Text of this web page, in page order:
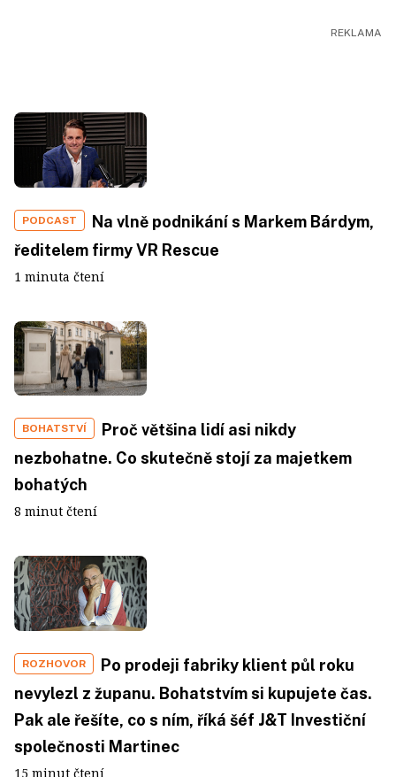
PODCAST
Na vlně podnikání s Markem Bárdym,
ředitelem firmy VR Rescue
1 minuta čtení
BOHATSTVÍ
Proč většina lidí asi nikdy
nezbohatne. Co skutečně stojí za majetkem
bohatých
8 minut čtení
ROZHOVOR
Po prodeji fabriky klient půl roku
nevylezl z županu. Bohatstvím si kupujete čas.
Pak ale řešíte, co s ním, říká šéf J&T Investiční
společnosti Martinec
15 minut čtení